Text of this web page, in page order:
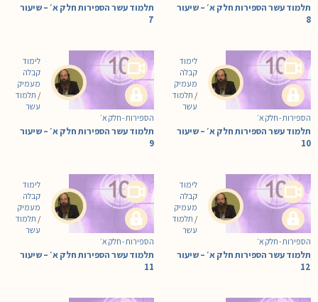
תלמוד עשר הספירות חלק א׳ – שיעור
7
תלמוד עשר הספירות חלק א׳ – שיעור
8
לימוד
קבלה
מעמיק
/ תלמוד
עשר
הספירות - חלק א׳
תלמוד עשר הספירות חלק א׳ – שיעור
9
לימוד
קבלה
מעמיק
/ תלמוד
עשר
הספירות - חלק א׳
תלמוד עשר הספירות חלק א׳ – שיעור
10
לימוד
קבלה
מעמיק
/ תלמוד
עשר
הספירות - חלק א׳
תלמוד עשר הספירות חלק א׳ – שיעור
11
לימוד
קבלה
מעמיק
/ תלמוד
עשר
הספירות - חלק א׳
תלמוד עשר הספירות חלק א׳ – שיעור
12